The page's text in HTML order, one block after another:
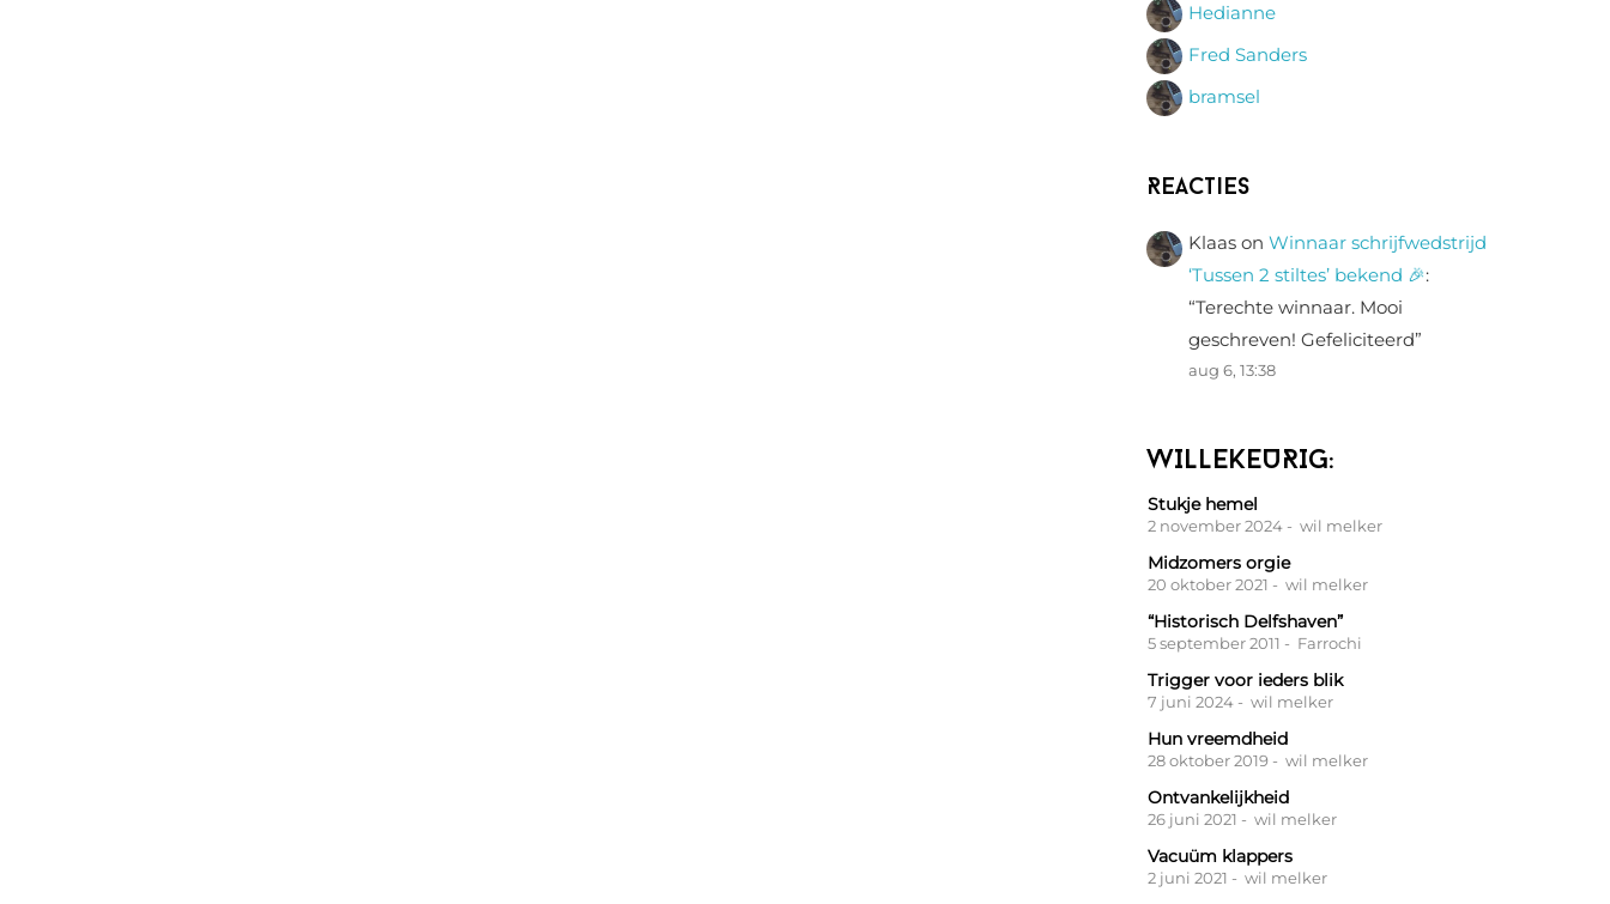
Hedianne
Fred Sanders
bramsel
Reacties
Klaas on Winnaar schrijfwedstrijd
‘Tussen 2 stiltes’ bekend 🎉:
“Terechte winnaar. Mooi
geschreven! Gefeliciteerd”
aug 6, 13:38
WILLEKEURIG:
Stukje hemel
2 november 2024 - wil melker
Midzomers orgie
20 oktober 2021 - wil melker
“Historisch Delfshaven”
5 september 2011 - Farrochi
Trigger voor ieders blik
7 juni 2024 - wil melker
Hun vreemdheid
28 oktober 2019 - wil melker
Ontvankelijkheid
26 juni 2021 - wil melker
Vacuüm klappers
2 juni 2021 - wil melker